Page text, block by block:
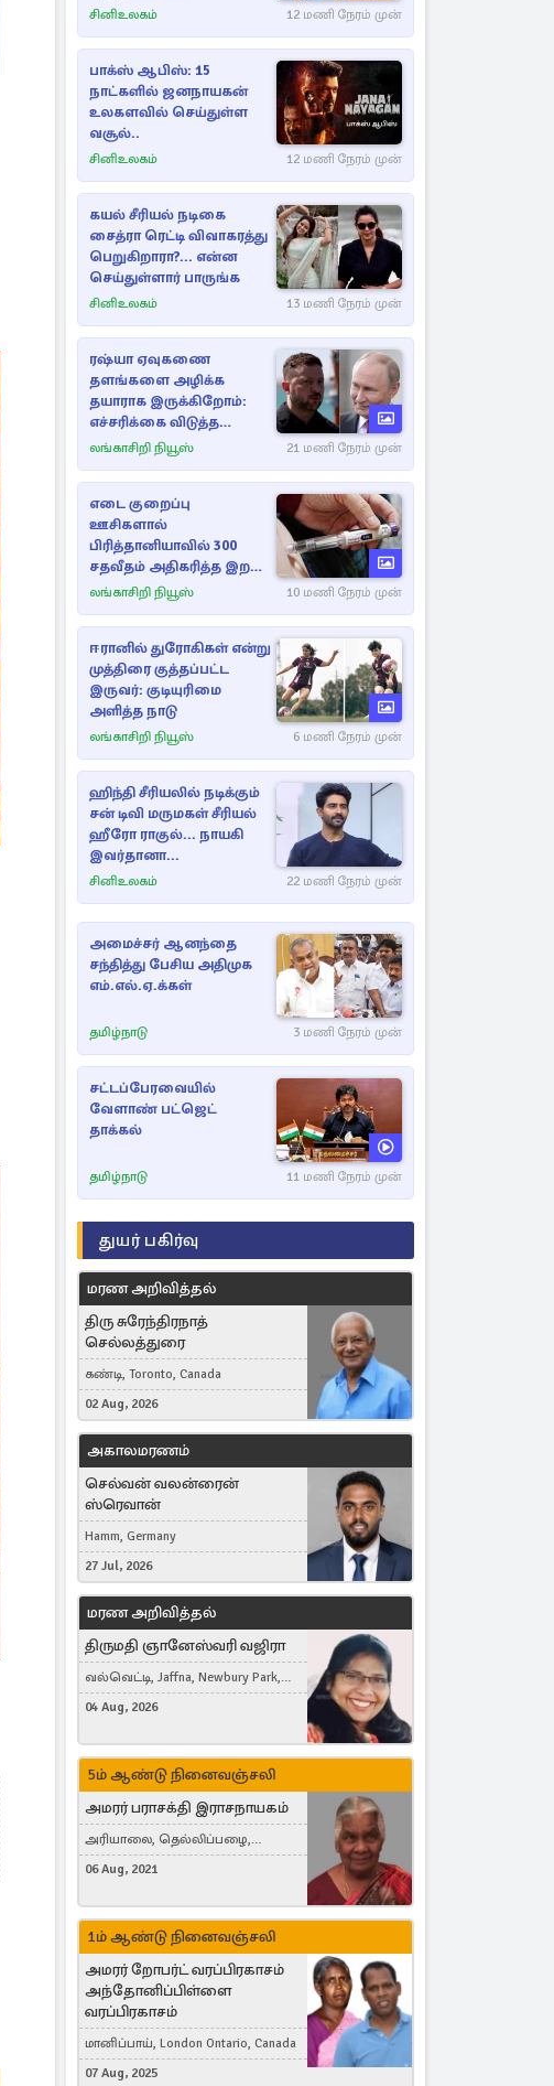
சினிஉலகம் 12 மணி நேரம் முன்
பாக்ஸ் ஆபிஸ்: 15
நாட்களில் ஜனநாயகன்
உலகளவில் செய்துள்ள
வசூல்..
சினிஉலகம் 12 மணி நேரம் முன்
கயல் சீரியல் நடிகை
சைத்ரா ரெட்டி விவாகரத்து
பெறுகிறாரா?... என்ன
செய்துள்ளார் பாருங்க
சினிஉலகம் 13 மணி நேரம் முன்
ரஷ்யா ஏவுகணை
தளங்களை அழிக்க
தயாராக இருக்கிறோம்:
எச்சரிக்கை விடுத்த
ஜெலென்ஸ்கி
லங்காசிறி நியூஸ் 21 மணி நேரம் முன்
எடை குறைப்பு
ஊசிகளால்
பிரித்தானியாவில் 300
சதவீதம் அதிகரித்த இறப்பு
எண்ணிக்கை
லங்காசிறி நியூஸ் 10 மணி நேரம் முன்
ஈரானில் துரோகிகள் என்று
முத்திரை குத்தப்பட்ட
இருவர்: குடியுரிமை
அளித்த நாடு
லங்காசிறி நியூஸ் 6 மணி நேரம் முன்
ஹிந்தி சீரியலில் நடிக்கும்
சன் டிவி மருமகள் சீரியல்
ஹீரோ ராகுல்... நாயகி
இவர்தானா...
சினிஉலகம் 22 மணி நேரம் முன்
அமைச்சர் ஆனந்தை
சந்தித்து பேசிய அதிமுக
எம்.எல்.ஏ.க்கள்
தமிழ்நாடு 3 மணி நேரம் முன்
சட்டப்பேரவையில்
வேளாண் பட்ஜெட்
தாக்கல்
தமிழ்நாடு 11 மணி நேரம் முன்
துயர் பகிர்வு
மரண அறிவித்தல்
திரு சுரேந்திரநாத்
செல்லத்துரை
கண்டி, Toronto, Canada
02 Aug, 2026
அகாலமரணம்
செல்வன் வலன்ரைன்
ஸ்ரெவான்
Hamm, Germany
27 Jul, 2026
மரண அறிவித்தல்
திருமதி ஞானேஸ்வரி வஜிரா
வல்வெட்டி, Jaffna, Newbury Park,
United Kingdom
04 Aug, 2026
5ம் ஆண்டு நினைவஞ்சலி
அமரர் பராசக்தி இராசநாயகம்
அரியாலை, தெல்லிப்பழை,
Montreal, Canada
06 Aug, 2021
1ம் ஆண்டு நினைவஞ்சலி
அமரர் றோபர்ட் வரப்பிரகாசம்
அந்தோனிப்பிள்ளை
வரப்பிரகாசம்
மானிப்பாய், London Ontario, Canada
07 Aug, 2025